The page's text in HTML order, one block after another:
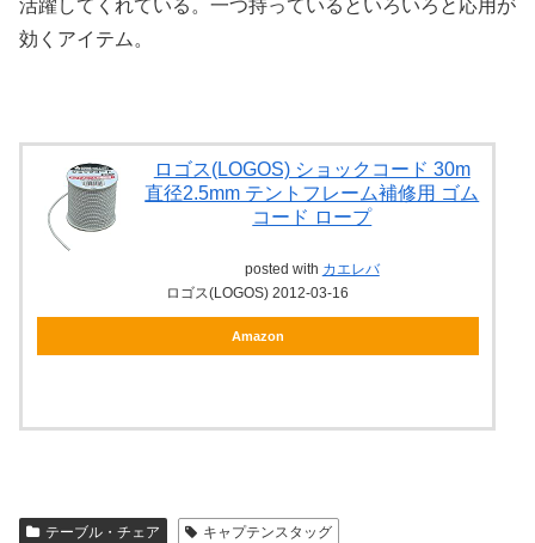
活躍してくれている。一つ持っているといろいろと応用が
効くアイテム。
ロゴス(LOGOS) ショックコード 30m
直径2.5mm テントフレーム補修用 ゴム
コード ロープ
posted with カエレバ
ロゴス(LOGOS) 2012-03-16
Amazon
テーブル・チェア キャプテンスタッグ